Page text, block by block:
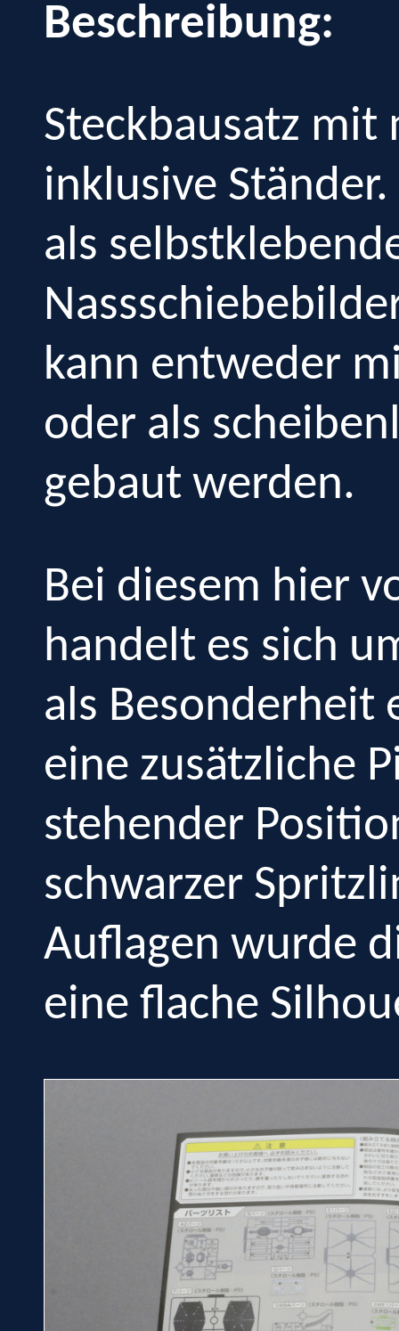
Beschreibung:
Steckbausatz mit
inklusive
als
kann entweder
oder als
gebaut werden.
Bei diesem hier
handelt es sich
als Besonderheit
eine zusätzliche
stehender
schwarzer
Auflagen wurde
eine flache